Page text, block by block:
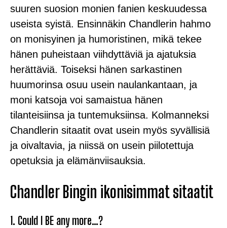
suuren suosion monien fanien keskuudessa
useista syistä. Ensinnäkin Chandlerin hahmo
on monisyinen ja humoristinen, mikä tekee
hänen puheistaan viihdyttäviä ja ajatuksia
herättäviä. Toiseksi hänen sarkastinen
huumorinsa osuu usein naulankantaan, ja
moni katsoja voi samaistua hänen
tilanteisiinsa ja tuntemuksiinsa. Kolmanneksi
Chandlerin sitaatit ovat usein myös syvällisiä
ja oivaltavia, ja niissä on usein piilotettuja
opetuksia ja elämänviisauksia.
Chandler Bingin ikonisimmat sitaatit
1. Could I BE any more…?